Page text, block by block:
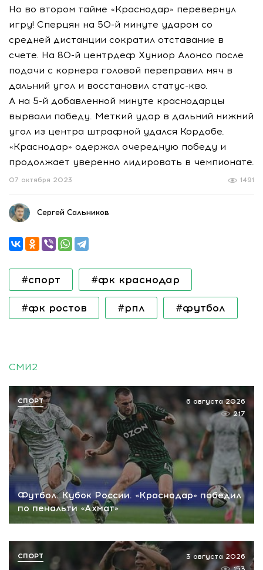
Но во втором тайме «Краснодар» перевернул
игру! Сперцян на 50-й минуте ударом со
средней дистанции сократил отставание в
счете. На 80-й центрдеф Хуниор Алонсо после
подачи с корнера головой переправил мяч в
дальний угол и восстановил статус-кво.
А на 5-й добавленной минуте краснодарцы
вырвали победу. Меткий удар в дальний нижний
угол из центра штрафной удался Кордобе.
«Краснодар» одержал очередную победу и
продолжает уверенно лидировать в чемпионате.
1491
07 октября 2023
Сергей Сальников
#спорт #фк краснодар
#фк ростов #рпл #футбол
СМИ2
Футбол. Кубок России. «Краснодар» победил
по пенальти «Ахмат»
6 августа 2026
217
СПОРТ
3 августа 2026
СПОРТ